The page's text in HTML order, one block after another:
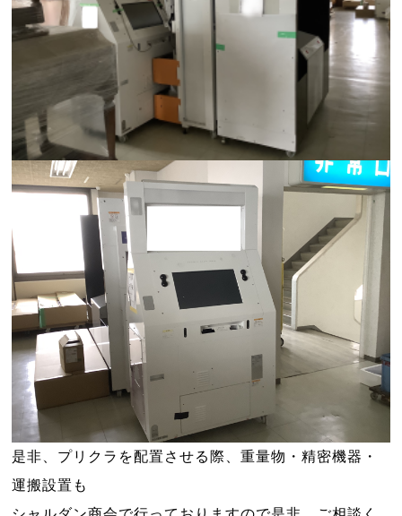
是非、プリクラを配置させる際、重量物・精密機器・
運搬設置も